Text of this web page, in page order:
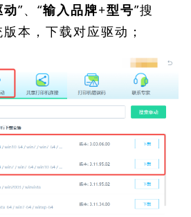
动”、“输入品牌+型号”搜
本，下载对应驱动；